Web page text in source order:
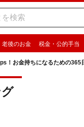
老後のお金 税金・公的手当
！お金持ちになるための365